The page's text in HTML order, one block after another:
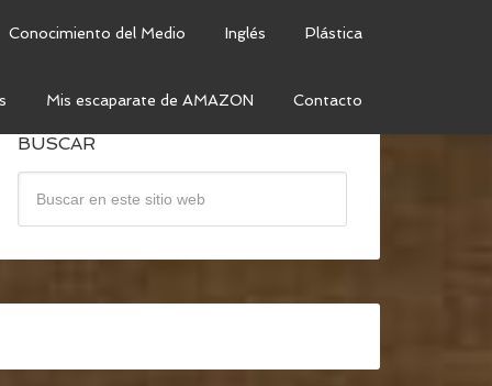
Conocimiento del Medio Inglés Plástica
Mis escaparate de AMAZON Contacto
BUSCAR